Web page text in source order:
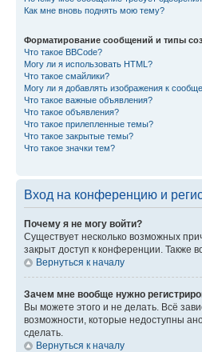
Как мне вновь поднять мою тему?
Форматирование сообщений и типы
Что такое BBCode?
Могу ли я использовать HTML?
Что такое смайлики?
Могу ли я добавлять изображения к
Что такое важные объявления?
Что такое объявления?
Что такое прилепленные темы?
Что такое закрытые темы?
Что такое значки тем?
Вход на конференцию и
Почему я не могу войти?
Существует несколько возможных
закрыт доступ к конференции. Также
Вернуться к началу
Зачем мне вообще нужно
Вы можете этого и не делать. Всё
возможности, которые недоступны
сделать.
Вернуться к началу